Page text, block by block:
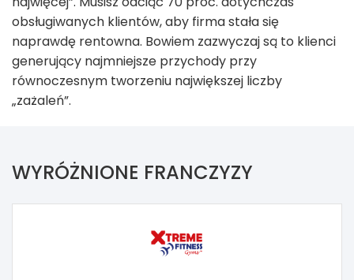
obsługiwanych klientów, aby firma stała się
naprawdę rentowna. Bowiem zazwyczaj są to klienci
generujący najmniejsze przychody przy
równoczesnym tworzeniu największej liczby
„zażaleń”.
WYRÓŻNIONE FRANCZYZY